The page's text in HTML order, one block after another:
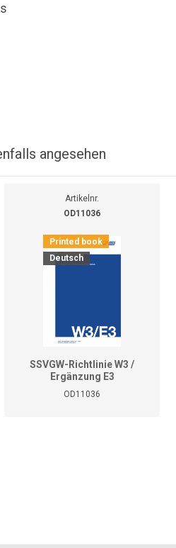
angesehen
Artikelnr.
OD11036
Printed book
Deutsch
SSVGW-Richtlinie W3 /
Ergänzung E3
OD11036